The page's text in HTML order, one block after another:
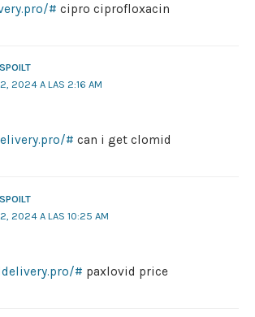
# cipro ciprofloxacin
2024 A LAS 2:16 AM
# can i get clomid
2024 A LAS 10:25 AM
# paxlovid price